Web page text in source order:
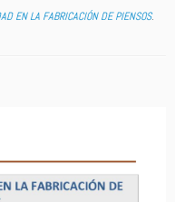
EN LA FABRICACIÓN DE PIENSOS.